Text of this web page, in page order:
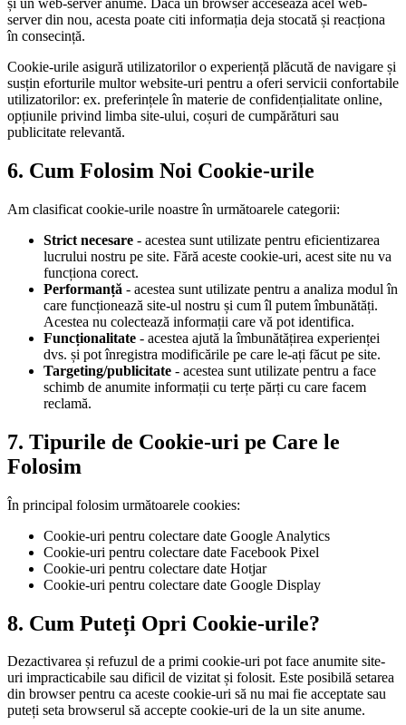
și un web-server anume. Dacă un browser accesează acel web-
server din nou, acesta poate citi informația deja stocată și reacționa
în consecință.
Cookie-urile asigură utilizatorilor o experiență plăcută de navigare și
susțin eforturile multor website-uri pentru a oferi servicii confortabile
utilizatorilor: ex. preferințele în materie de confidențialitate online,
opțiunile privind limba site-ului, coșuri de cumpărături sau
publicitate relevantă.
6. Cum Folosim Noi Cookie-urile
Am clasificat cookie-urile noastre în următoarele categorii:
Strict necesare - acestea sunt utilizate pentru eficientizarea
lucrului nostru pe site. Fără aceste cookie-uri, acest site nu va
funcționa corect.
Performanță - acestea sunt utilizate pentru a analiza modul în
care funcționează site-ul nostru și cum îl putem îmbunătăți.
Acestea nu colectează informații care vă pot identifica.
Funcționalitate - acestea ajută la îmbunătățirea experienței
dvs. și pot înregistra modificările pe care le-ați făcut pe site.
Targeting/publicitate - acestea sunt utilizate pentru a face
schimb de anumite informații cu terțe părți cu care facem
reclamă.
7. Tipurile de Cookie-uri pe Care le
Folosim
În principal folosim următoarele cookies:
Cookie-uri pentru colectare date Google Analytics
Cookie-uri pentru colectare date Facebook Pixel
Cookie-uri pentru colectare date Hotjar
Cookie-uri pentru colectare date Google Display
8. Cum Puteți Opri Cookie-urile?
Dezactivarea și refuzul de a primi cookie-uri pot face anumite site-
uri impracticabile sau dificil de vizitat și folosit. Este posibilă setarea
din browser pentru ca aceste cookie-uri să nu mai fie acceptate sau
puteți seta browserul să accepte cookie-uri de la un site anume.